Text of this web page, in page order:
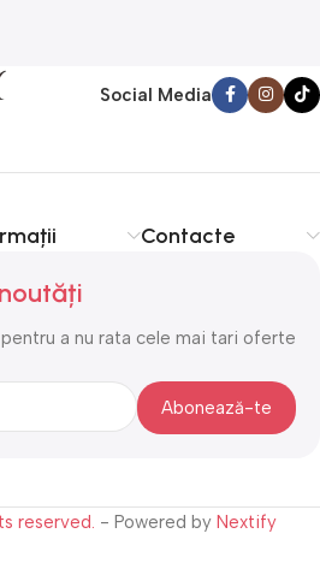
Social Media
Contacte
a nu rata cele mai tari oferte
reserved. - Powered by Nextify